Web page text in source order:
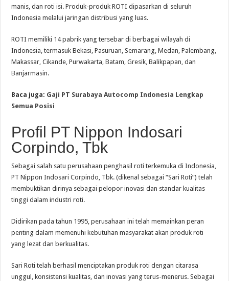
manis, dan roti isi. Produk-produk ROTI dipasarkan di seluruh
Indonesia melalui jaringan distribusi yang luas.
ROTI memiliki 14 pabrik yang tersebar di berbagai wilayah di
Indonesia, termasuk Bekasi, Pasuruan, Semarang, Medan, Palembang,
Makassar, Cikande, Purwakarta, Batam, Gresik, Balikpapan, dan
Banjarmasin.
Baca juga: Gaji PT Surabaya Autocomp Indonesia Lengkap
Semua Posisi
Profil PT Nippon Indosari
Corpindo, Tbk
Sebagai salah satu perusahaan penghasil roti terkemuka di Indonesia,
PT Nippon Indosari Corpindo, Tbk. (dikenal sebagai “Sari Roti”) telah
membuktikan dirinya sebagai pelopor inovasi dan standar kualitas
tinggi dalam industri roti.
Didirikan pada tahun 1995, perusahaan ini telah memainkan peran
penting dalam memenuhi kebutuhan masyarakat akan produk roti
yang lezat dan berkualitas.
Sari Roti telah berhasil menciptakan produk roti dengan citarasa
unggul, konsistensi kualitas, dan inovasi yang terus-menerus. Sebagai